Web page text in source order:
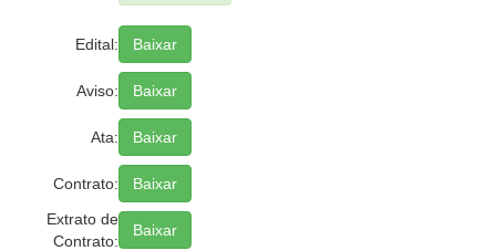
Edital: Baixar
Aviso: Baixar
Ata: Baixar
Contrato:
Baixar
Extrato de
Contrato:
Baixar